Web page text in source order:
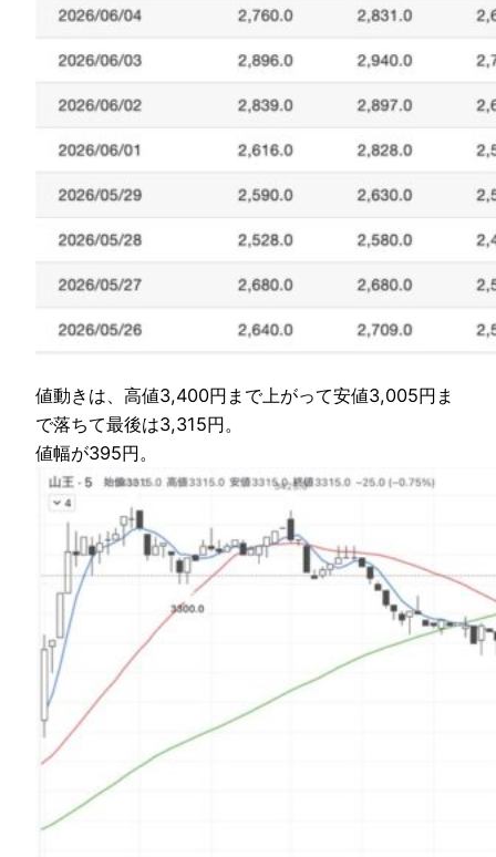
値動きは、高値3,400円まで上がって安値3,005円ま
で落ちて最後は3,315円。
値幅が395円。